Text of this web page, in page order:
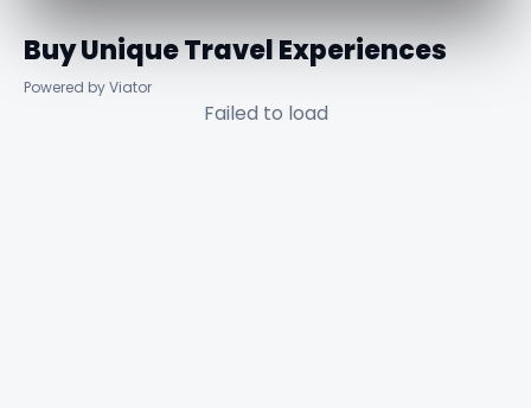
Buy Unique Travel Experiences
Powered by Viator
Failed to load